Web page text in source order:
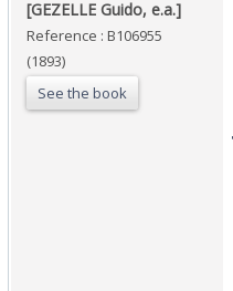
[GEZELLE Guido, e.a.]‎
Reference : B106955
(1893)
See the book